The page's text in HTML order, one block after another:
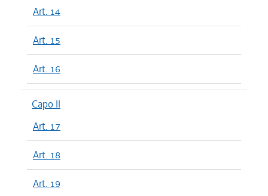
Art. 14
Art. 15
Art. 16
Capo II
Art. 17
Art. 18
Art. 19